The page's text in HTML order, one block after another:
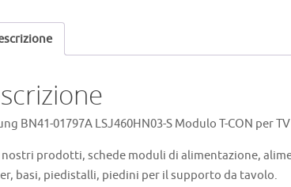
BN41-01797A LSJ460HN03-S Modulo T-CON per
prodotti, schede moduli di alimentazione,
basi, piedistalli, piedini per il supporto da tavolo.